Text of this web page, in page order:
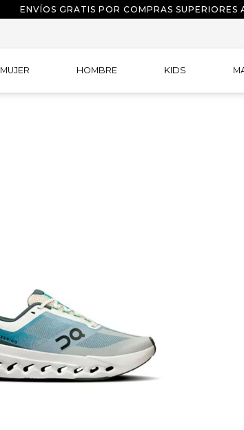
ENVÍOS GRATIS POR COMPRAS
MUJER HOMBRE KIDS